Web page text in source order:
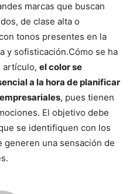
marcas que buscan
de clase alta o
tonos presentes en la
y sofisticación.Cómo se ha
artículo, el color se
a la hora de planificar
, pues tienen
El objetivo debe
se identifiquen con los
generen una sensación de